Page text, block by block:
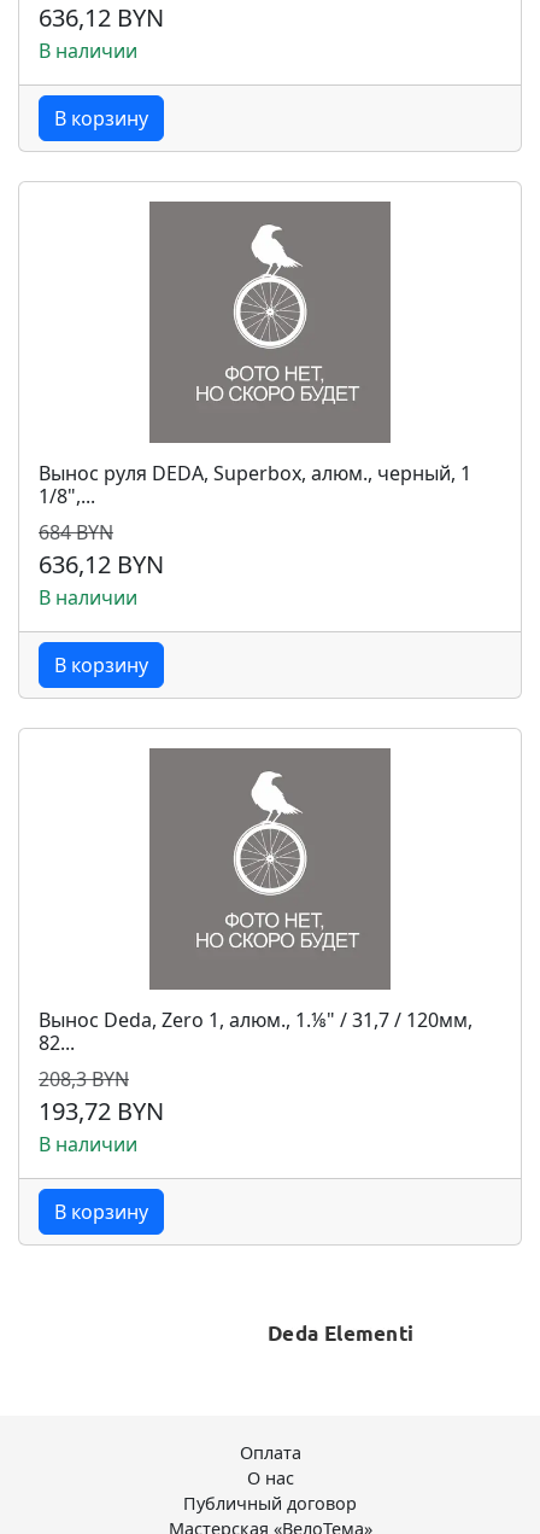
636,12 BYN
В наличии
В корзину
Вынос руля DEDA, Superbox, алюм., черный, 1
1/8",...
684 BYN
636,12 BYN
В наличии
В корзину
Вынос Deda, Zero 1, алюм., 1.⅛" / 31,7 / 120мм,
82...
208,3 BYN
193,72 BYN
В наличии
В корзину
Оплата
О нас
Публичный договор
Мастерская «ВелоТема»